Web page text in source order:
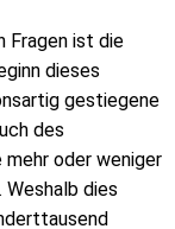
Fragen ist die
dieses
gestiegene
des
oder weniger
dies